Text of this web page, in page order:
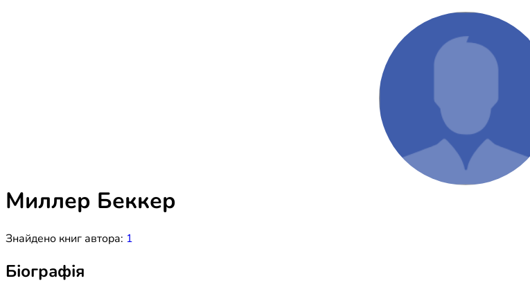
Біблійне консультування
Миллер Беккер
Знайдено книг автора: 1
Біографія